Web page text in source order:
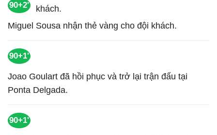
90+2'
Miguel Sousa nhận thẻ vàng cho đội khách.
90+1'
Joao Goulart đã hồi phục và trở lại trận đấu tại
Ponta Delgada.
90+1'